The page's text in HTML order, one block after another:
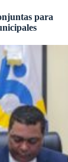
para